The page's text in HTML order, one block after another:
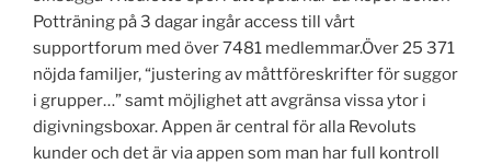
Potträning på 3 dagar ingår access till vårt
supportforum med över 7481 medlemmar.Över 25 371
nöjda familjer, “justering av måttföreskrifter för suggor
i grupper…” samt möjlighet att avgränsa vissa ytor i
digivningsboxar. Appen är central för alla Revoluts
kunder och det är via appen som man har full kontroll